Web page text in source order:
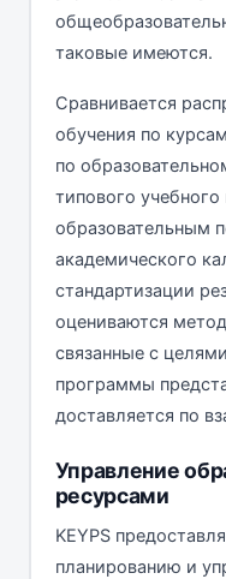
таковые имеются.
Сравнивается
обучения по
по
типового
образовательным
академического
стандартизации
оцениваются
связанные с
программы
доставляется по
Управление
ресурсами
KEYPS
планированию и